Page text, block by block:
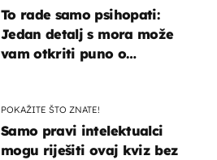
To rade samo psihopati:
Jedan detalj s mora može
vam otkriti puno o
POKAŽITE ŠTO ZNATE!
Samo pravi intelektualci
mogu riješiti ovaj kviz bez